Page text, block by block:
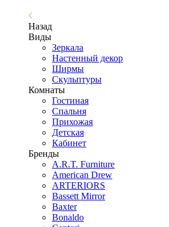
Назад
Виды
Зеркала
Настенный декор
Ширмы
Скульптуры
Комнаты
Гостиная
Спальня
Прихожая
Детская
Кабинет
Бренды
A.R.T. Furniture
American Drew
ARTERIORS
Bassett Mirror
Baxter
Bonaldo